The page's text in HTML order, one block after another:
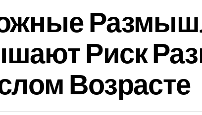
Риск
Возрасте